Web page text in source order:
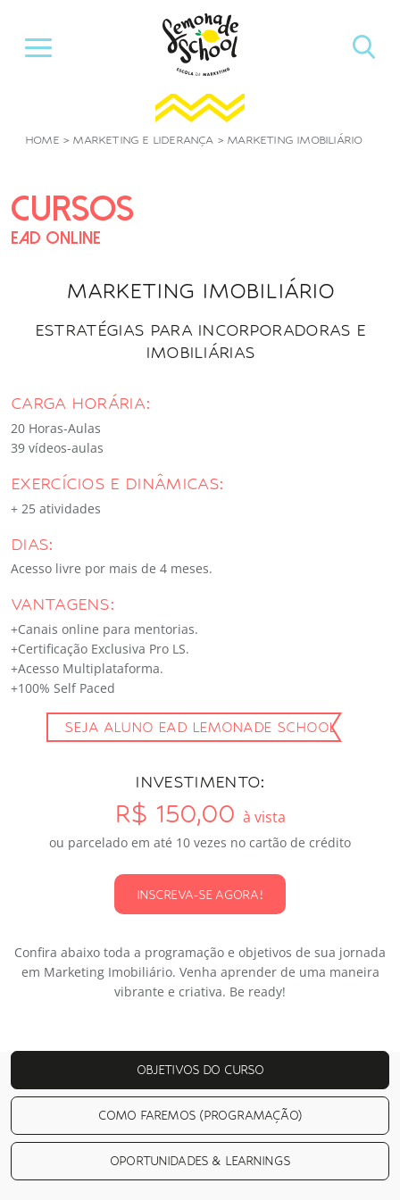
HOME> MARKETING E LIDERANÇA> MARKETING IMOBILIÁRIO
CURSOS
EAD ONLINE
MARKETING IMOBILIÁRIO
ESTRATÉGIAS PARA INCORPORADORAS E
IMOBILIÁRIAS
SEJA ALUNO EAD LEMONADE SCHOOL
INVESTIMENTO:
R$ 150,00 à vista
ou parcelado em até 10 vezes no cartão de crédito
INSCREVA-SE AGORA!
Confira abaixo toda a programação e objetivos de sua jornada
em Marketing Imobiliário. Venha aprender de uma maneira
vibrante e criativa. Be ready!
CARGA HORÁRIA:
20 Horas-Aulas
39 vídeos-aulas
EXERCÍCIOS E DINÂMICAS:
+ 25 atividades
DIAS:
Acesso livre por mais de 4 meses.
VANTAGENS:
+Canais online para mentorias.
+Certificação Exclusiva Pro LS.
+Acesso Multiplataforma.
+100% Self Paced
OBJETIVOS DO CURSO
COMO FAREMOS (PROGRAMAÇÃO)
OPORTUNIDADES & LEARNINGS